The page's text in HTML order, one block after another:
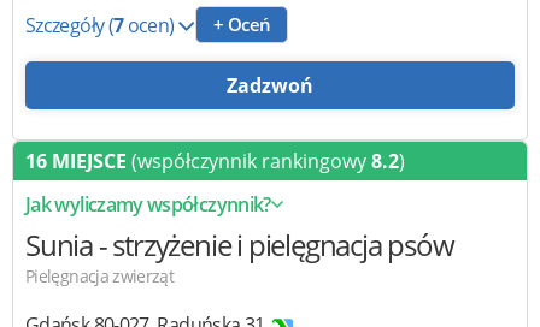
Szczegóły(7ocen) + Oceń
Zadzwoń
16 MIEJSCE (współczynnik rankingowy8.2)
Jak wyliczamy współczynnik?
Sunia- strzyżenie i pielęgnacja psów
Pielęgnacja zwierząt